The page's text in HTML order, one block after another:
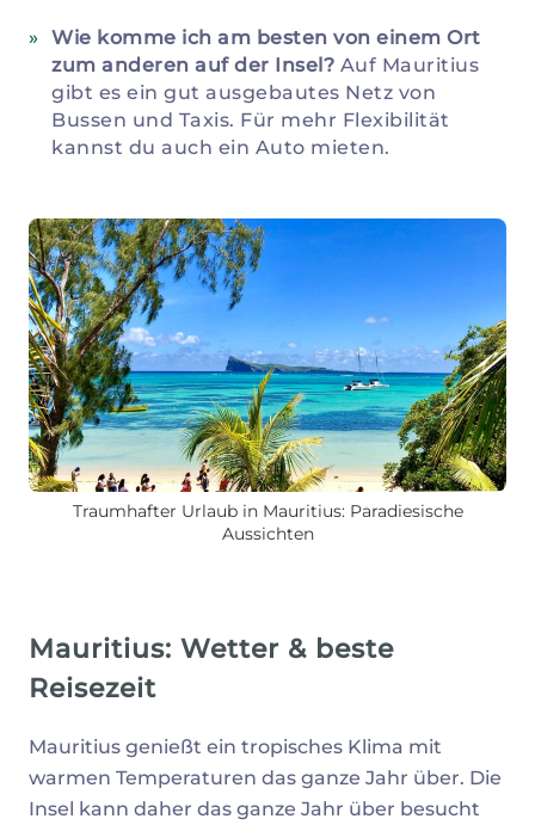
Wie komme ich am besten von einem Ort
zum anderen auf der Insel? Auf Mauritius
gibt es ein gut ausgebautes Netz von
Bussen und Taxis. Für mehr Flexibilität
kannst du auch ein Auto mieten.
Traumhafter Urlaub in Mauritius: Paradiesische
Aussichten
Mauritius: Wetter & beste
Reisezeit
Mauritius genießt ein tropisches Klima mit
warmen Temperaturen das ganze Jahr über. Die
Insel kann daher das ganze Jahr über besucht